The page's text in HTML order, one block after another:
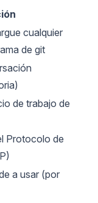
cualquier
de git
de trabajo de
Protocolo de
a usar (por